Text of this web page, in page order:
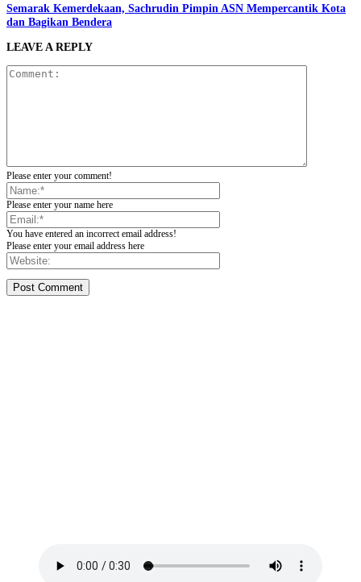
Semarak Kemerdekaan, Sachrudin Pimpin ASN Mempercantik Kota
dan Bagikan Bendera
LEAVE A REPLY
Please enter your comment!
Please enter your name here
You have entered an incorrect email address!
Please enter your email address here